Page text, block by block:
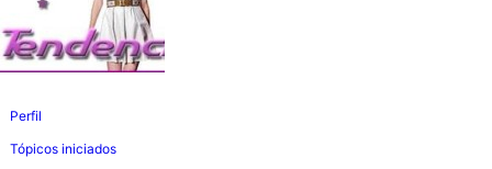
Perfil
Tópicos iniciados